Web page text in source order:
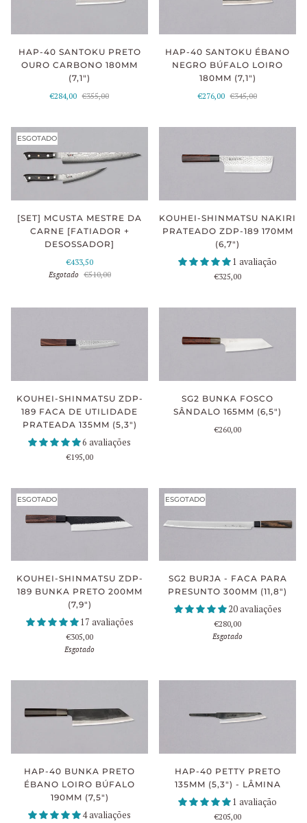
HAP-40 SANTOKU PRETO
OURO CARBONO 180MM
(7,1")
€284,00 €355,00
HAP-40 SANTOKU ÉBANO
NEGRO BÚFALO LOIRO
180MM (7,1")
€276,00 €345,00
ESGOTADO
[SET] MCUSTA MESTRE DA
CARNE [FATIADOR +
DESOSSADOR]
€433,50
Esgotado €510,00
KOUHEI-SHINMATSU NAKIRI
PRATEADO ZDP-189 170MM
(6,7")
1 avaliação
€325,00
KOUHEI-SHINMATSU ZDP-
189 FACA DE UTILIDADE
PRATEADA 135MM (5,3")
6 avaliações
€195,00
SG2 BUNKA FOSCO
SÂNDALO 165MM (6,5")
€260,00
ESGOTADO
KOUHEI-SHINMATSU ZDP-
189 BUNKA PRETO 200MM
(7,9")
17 avaliações
€305,00
Esgotado
ESGOTADO
SG2 BURJA - FACA PARA
PRESUNTO 300MM (11,8")
20 avaliações
€280,00
Esgotado
HAP-40 BUNKA PRETO
ÉBANO LOIRO BÚFALO
190MM (7,5")
4 avaliações
HAP-40 PETTY PRETO
135MM (5,3") - LÂMINA
1 avaliação
€205,00